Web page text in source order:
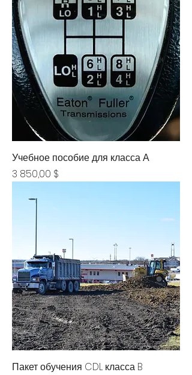
Учебное пособие для класса А
Цена
3 850,00 $
Пакет обучения CDL класса B